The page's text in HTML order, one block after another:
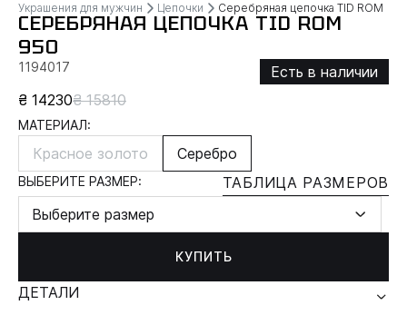
Украшения для мужчин Цепочки Серебряная цепочка TID ROM
СЕРЕБРЯНАЯ ЦЕПОЧКА TID ROM
950
1194017
Есть в наличии
₴ 14230₴ 15810
МАТЕРИАЛ:
Красное золото Серебро
ВЫБЕРИТЕ РАЗМЕР:
ТАБЛИЦА РАЗМЕРОВ
Выберите размер
КУПИТЬ
ДЕТАЛИ